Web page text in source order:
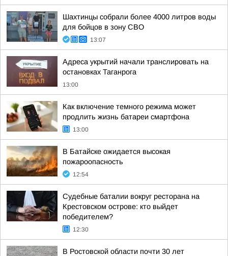
Шахтинцы собрали более 4000 литров воды
для бойцов в зону СВО
13:07
Адреса укрытий начали транслировать на
остановках Таганрога
13:00
Как включение темного режима может
продлить жизнь батареи смартфона
13:00
В Батайске ожидается высокая
пожароопасность
12:54
Судебные баталии вокруг ресторана на
Крестовском острове: кто выйдет
победителем?
12:30
В Ростовской области почти 30 лет